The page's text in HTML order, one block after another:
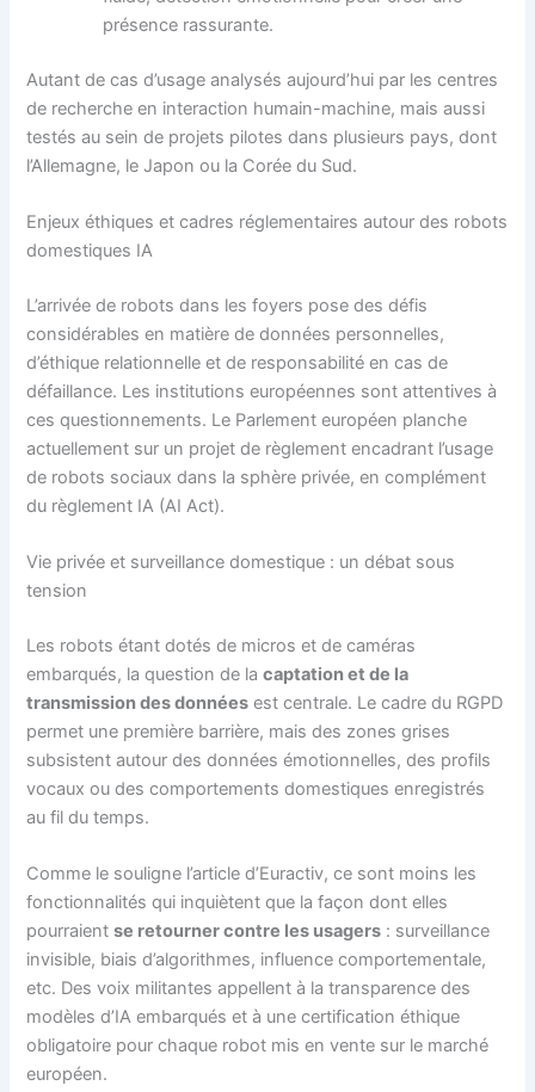
présence rassurante.
Autant de cas d’usage analysés aujourd’hui par les centres
de recherche en interaction humain-machine, mais aussi
testés au sein de projets pilotes dans plusieurs pays, dont
l’Allemagne, le Japon ou la Corée du Sud.
Enjeux éthiques et cadres réglementaires autour des robots
domestiques IA
L’arrivée de robots dans les foyers pose des défis
considérables en matière de données personnelles,
d’éthique relationnelle et de responsabilité en cas de
défaillance. Les institutions européennes sont attentives à
ces questionnements. Le Parlement européen planche
actuellement sur un projet de règlement encadrant l’usage
de robots sociaux dans la sphère privée, en complément
du règlement IA (AI Act).
Vie privée et surveillance domestique : un débat sous
tension
Les robots étant dotés de micros et de caméras
embarqués, la question de lacaptation et de la
transmission des données est centrale. Le cadre du RGPD
permet une première barrière, mais des zones grises
subsistent autour des données émotionnelles, des profils
vocaux ou des comportements domestiques enregistrés
au fil du temps.
Comme le souligne l’article d’Euractiv, ce sont moins les
fonctionnalités qui inquiètent que la façon dont elles
pourraientse retourner contre les usagers : surveillance
invisible, biais d’algorithmes, influence comportementale,
etc. Des voix militantes appellent à la transparence des
modèles d’IA embarqués et à une certification éthique
obligatoire pour chaque robot mis en vente sur le marché
européen.